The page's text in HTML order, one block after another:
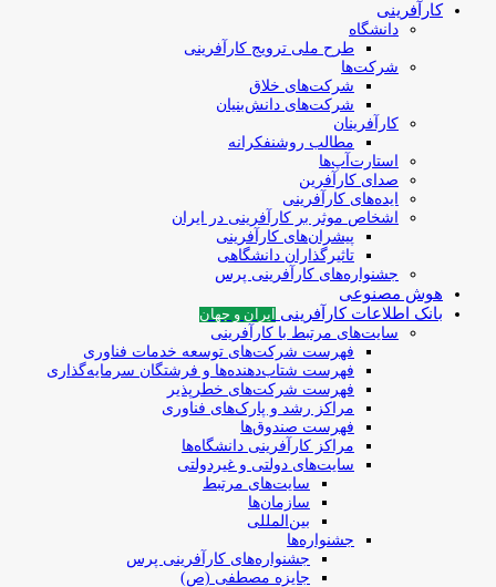
کارآفرینی
دانشگاه
طرح ملی ترویج کارآفرینی
شرکت‌ها
شرکت‌های خلاق
شرکت‌های دانش‌بنیان
کارآفرینان
مطالب روشنفکرانه
استارت‌آپ‌ها
صدای کارآفرین
ایده‌های کارآفرینی
اشخاص موثر بر کارآفرینی در ایران
پیشران‌های کارآفرینی
تاثیرگذاران دانشگاهی
جشنواره‌های کارآفرینی‌ پرس
هوش مصنوعی
بانک اطلاعات کارآفرینی
ایران و جهان
سایت‌های مرتبط با کارآفرینی
فهرست شرکت‌های‌‌ توسعه‌ خدمات فناوری
فهرست شتاب‌دهنده‌ها‌ و فرشتگان‌ سرمایه‌گذاری
فهرست شرکت‌های خطرپذیر
مراکز رشد و پارک‌های فناوری
فهرست صندوق‌ها
مراکز کارآفرینی دانشگاه‌ها
سایت‌های دولتی و غیردولتی
سایت‌های مرتبط
سازمان‌ها
بین‌المللی
جشنواره‌ها
جشنواره‌های کارآفرینی‌ پرس
جایزه مصطفی (ص)